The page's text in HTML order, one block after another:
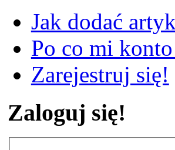
Jak dodać
Po co mi
Zarejestruj się!
Zaloguj się!